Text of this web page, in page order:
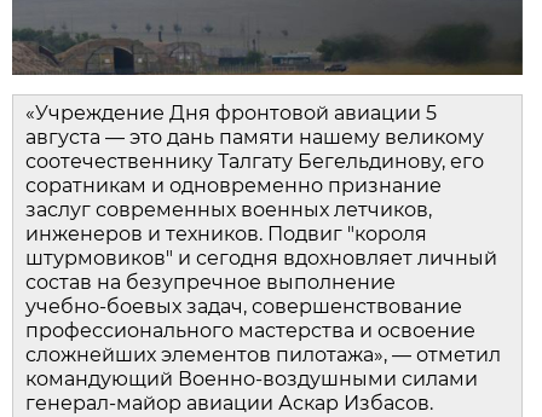
«Учреждение Дня фронтовой авиации 5
августа — это дань памяти нашему великому
соотечественнику Талгату Бегельдинову, его
соратникам и одновременно признание
заслуг современных военных летчиков,
инженеров и техников. Подвиг "короля
штурмовиков" и сегодня вдохновляет личный
состав на безупречное выполнение
учебно‑боевых задач, совершенствование
профессионального мастерства и освоение
сложнейших элементов пилотажа», — отметил
командующий Военно‑воздушными силами
генерал‑майор авиации Аскар Избасов.